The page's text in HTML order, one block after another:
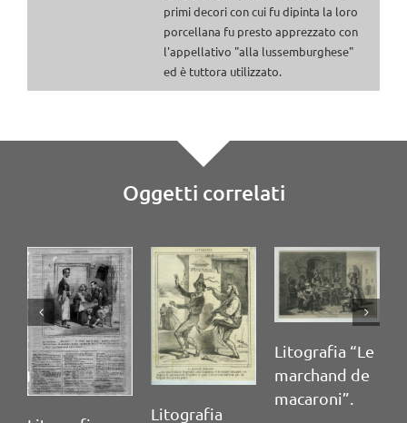
primi decori con cui fu dipinta la loro
porcellana fu presto apprezzato con
l'appellativo "alla lussemburghese"
ed è tuttora utilizzato.
Oggetti correlati
Litografia
Litografia “Le
marchand de
macaroni”.